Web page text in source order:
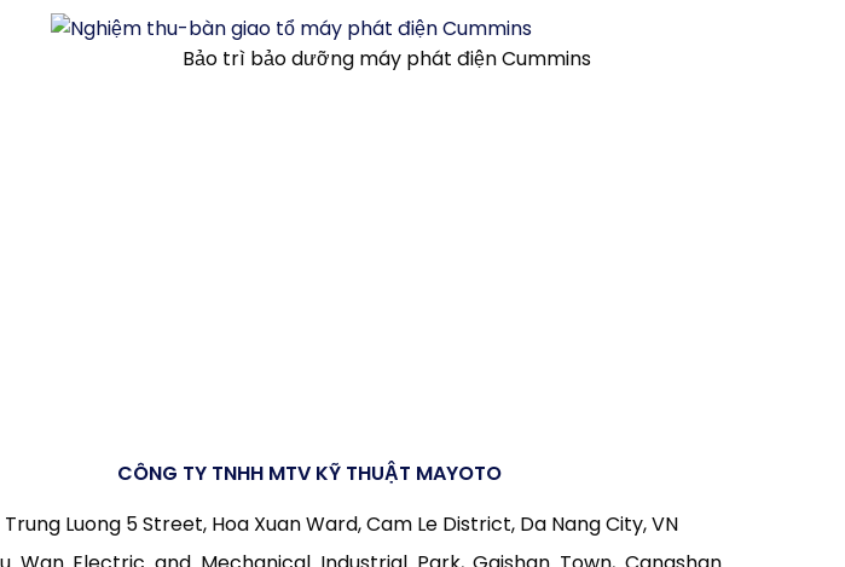
Bảo trì bảo dưỡng máy phát điện Cummins
CÔNG TY TNHH MTV KỸ THUẬT MAYOTO
Trung Luong 5 Street, Hoa Xuan Ward, Cam Le District, Da Nang City, VN